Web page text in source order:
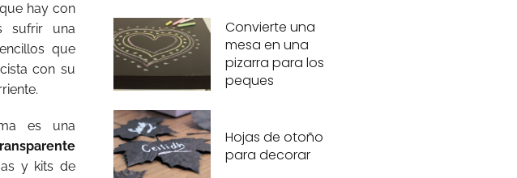
hay con
sufrir una
que
con su
es una
y kits de
Convierte una
mesa en una
pizarra para los
peques
Hojas de otoño
para decorar